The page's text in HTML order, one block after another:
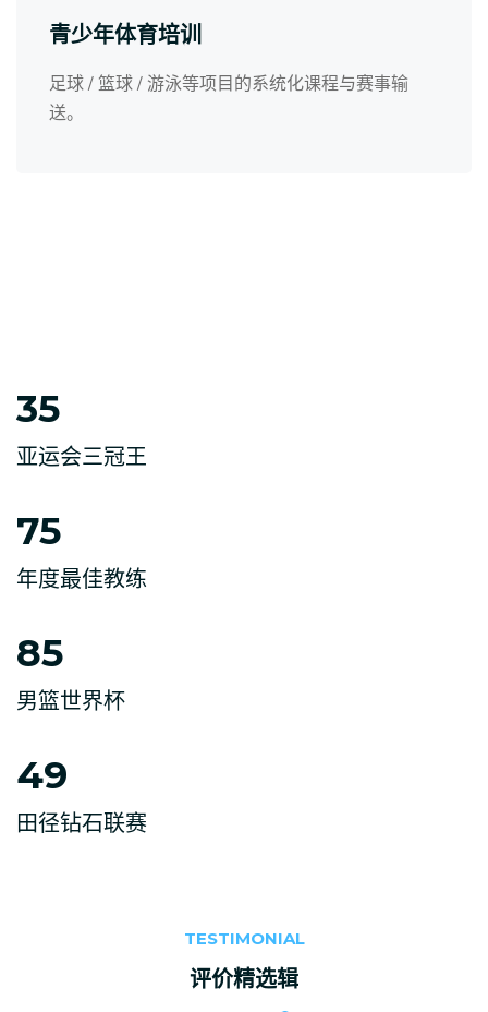
青少年体育培训
足球 / 篮球 / 游泳等项目的系统化课程与赛事输
送。
35
亚运会三冠王
75
年度最佳教练
85
男篮世界杯
49
田径钻石联赛
TESTIMONIAL
评价精选辑